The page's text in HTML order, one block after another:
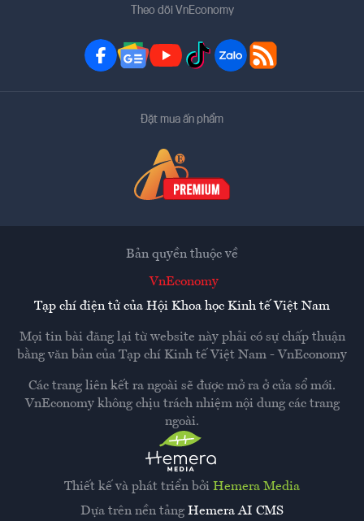
Theo dõi VnEconomy
Đặt mua ấn phẩm
Thiết kế và phát triển bởi Hemera Media
Dựa trên nền tảng Hemera AI CMS
Bản quyền thuộc về
VnEconomy
Tạp chí điện tử của Hội Khoa học Kinh tế Việt Nam
Mọi tin bài đăng lại từ website này phải có sự chấp thuận
bằng văn bản của Tạp chí Kinh tế Việt Nam - VnEconomy
Các trang liên kết ra ngoài sẽ được mở ra ở cửa sổ mới.
VnEconomy không chịu trách nhiệm nội dung các trang
ngoài.